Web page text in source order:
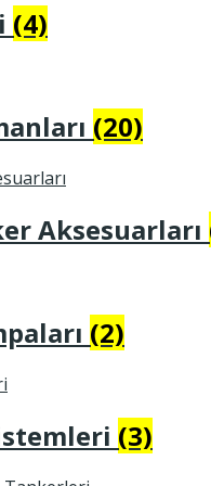
(4)
(20)
Aksesuarları
(2)
(3)